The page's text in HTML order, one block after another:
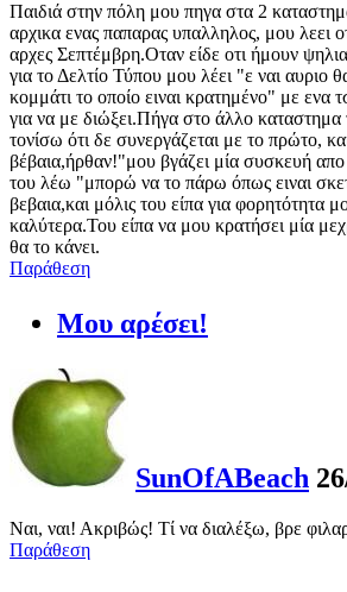
Παιδιά στην πόλη μου πηγα στα 2
αρχικα ενας παπαρας υπαλληλος, μου λεει
αρχες Σεπτέμβρη.Οταν είδε οτι ήμουν
για το Δελτίο Τύπου μου λέει "ε ναι αυριο
κομμάτι το οποίο ειναι κρατημένο" με ενα
για να με διώξει.Πήγα στο άλλο
τονίσω ότι δε συνεργάζεται με το πρώτο,
βέβαια,ήρθαν!"μου βγάζει μία συσκευή
του λέω "μπορώ να το πάρω όπως ειναι
βεβαια,και μόλις του είπα για φορητότητα
καλύτερα.Του είπα να μου κρατήσει μία
θα το κάνει.
Παράθεση
Μου αρέσει!
SunOfABeach
Ναι, ναι! Ακριβώς! Τί να διαλέξω, βρε
Παράθεση